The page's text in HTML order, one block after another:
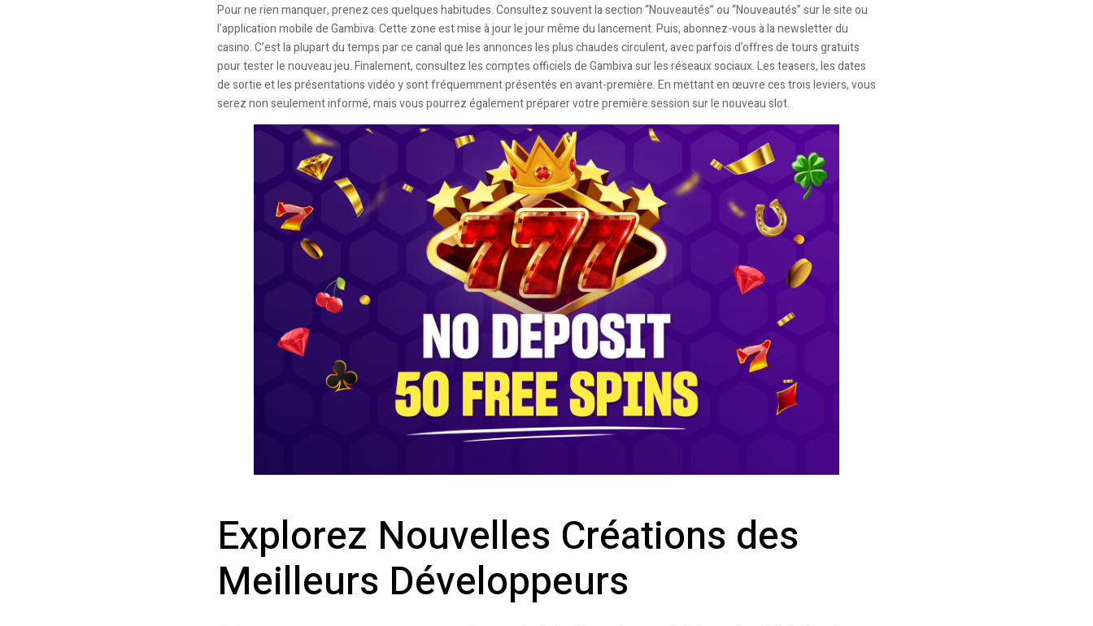
Pour ne rien manquer, prenez ces quelques habitudes. Consultez souvent la section “Nouveautés” ou “Nouveautés” sur le site ou
l’application mobile de Gambiva. Cette zone est mise à jour le jour même du lancement. Puis, abonnez-vous à la newsletter du
casino. C’est la plupart du temps par ce canal que les annonces les plus chaudes circulent, avec parfois d’offres de tours gratuits
pour tester le nouveau jeu. Finalement, consultez les comptes officiels de Gambiva sur les réseaux sociaux. Les teasers, les dates
de sortie et les présentations vidéo y sont fréquemment présentés en avant-première. En mettant en œuvre ces trois leviers, vous
serez non seulement informé, mais vous pourrez également préparer votre première session sur le nouveau slot.
Explorez Nouvelles Créations des
Meilleurs Développeurs